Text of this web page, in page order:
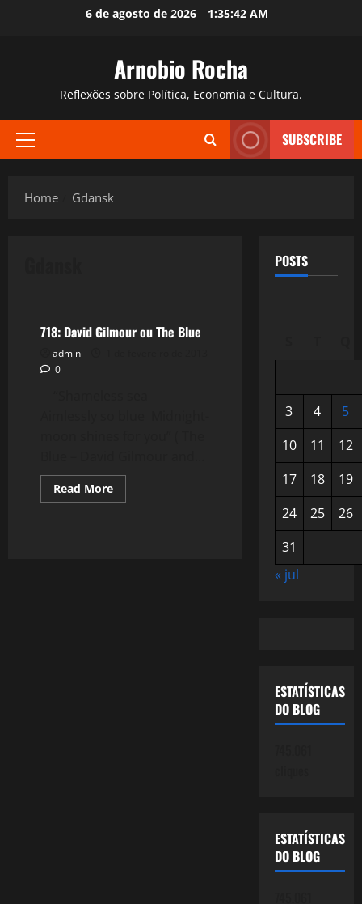
6 de agosto de 2026 1:35:43 AM
Arnobio Rocha
Reflexões sobre Política, Economia e Cultura.
Primary
SUBSCRIBE
Home Gdansk
718: David Gilmour ou The Blue
admin
0
Read MoreRead
more
POSTS
3 4
5
10
11
12
17
18
19
24
25
26
31
« jul
ESTATÍSTICAS
DO BLOG
ESTATÍSTICAS
DO BLOG